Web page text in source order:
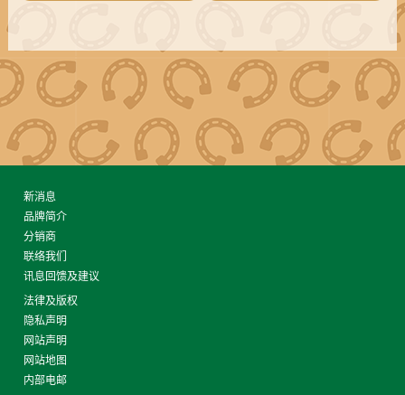
新消息
品牌简介
分销商
联络我们
讯息回馈及建议
法律及版权
隐私声明
网站声明
网站地图
内部电邮